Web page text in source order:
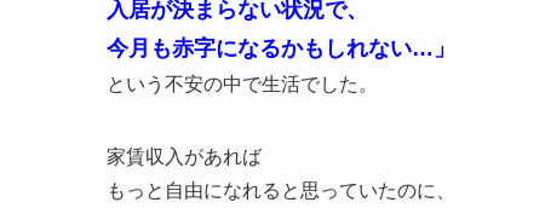
入居が決まらない状況で、
今月も赤字になるかもしれない…」
という不安の中で生活でした。
家賃収入があれば
もっと自由になれると思っていたのに、